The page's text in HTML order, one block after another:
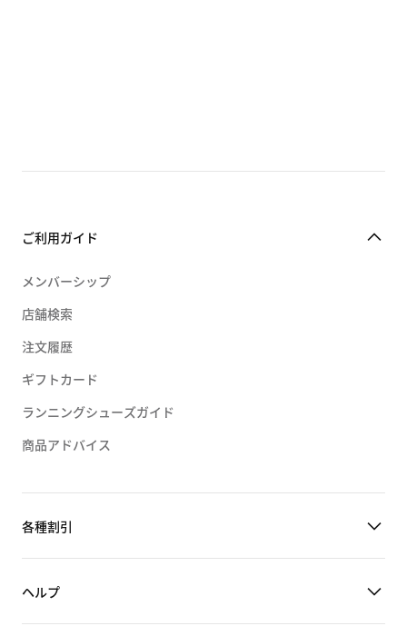
ご利用ガイド
メンバーシップ
店舗検索
注文履歴
ギフトカード
ランニングシューズガイド
商品アドバイス
各種割引
ヘルプ